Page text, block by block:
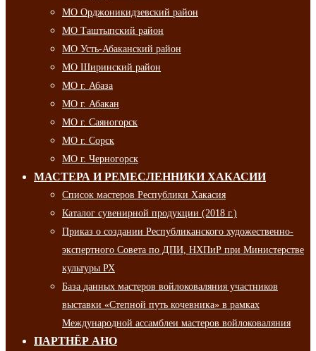
МО Орджоникидзевский район
МО Таштыпский район
МО Усть-Абаканский район
МО Ширинский район
МО г. Абаза
МО г. Абакан
МО г. Саяногорск
МО г. Сорск
МО г. Черногорск
МАСТЕРА И РЕМЕСЛЕННИКИ ХАКАСИИ
Список мастеров Республики Хакасия
Каталог сувенирной продукции (2018 г.)
Приказ о создании Республиканского художественно-
экспертного Совета по ДПИ, НХПиР при Министерстве
культуры РХ
База данных мастеров войлоковаляния участников
выставки «Степной путь кочевника» в рамках
Международной ассамблеи мастеров войлоковаляния
ПАРТНЁР АНО